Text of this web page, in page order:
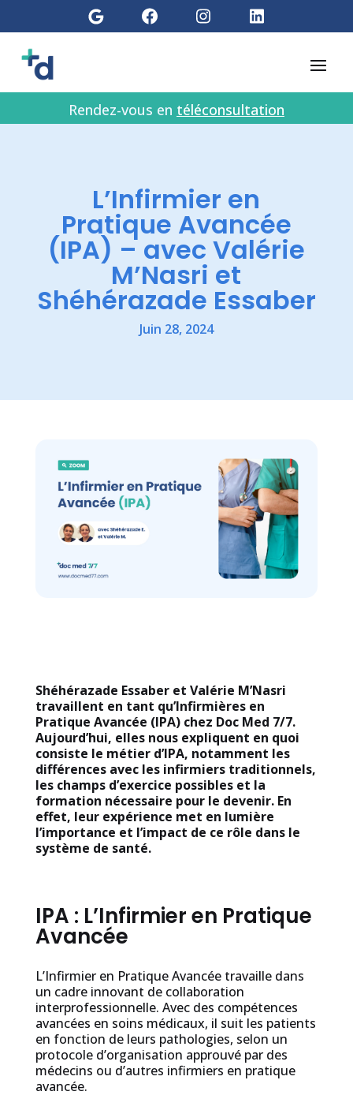
Rendez-vous en téléconsultation
L’Infirmier en
Pratique Avancée
(IPA) – avec Valérie
M’Nasri et
Shéhérazade Essaber
Juin 28, 2024
Shéhérazade Essaber et Valérie M’Nasri
travaillent en tant qu’Infirmières en
Pratique Avancée (IPA) chez Doc Med 7/7.
Aujourd’hui, elles nous expliquent en quoi
consiste le métier d’IPA, notamment les
différences avec les infirmiers traditionnels,
les champs d’exercice possibles et la
formation nécessaire pour le devenir. En
effet, leur expérience met en lumière
l’importance et l’impact de ce rôle dans le
système de santé.
IPA : L’Infirmier en Pratique
Avancée
L’Infirmier en Pratique Avancée travaille dans
un cadre innovant de collaboration
interprofessionnelle. Avec des compétences
avancées en soins médicaux, il suit les patients
en fonction de leurs pathologies, selon un
protocole d’organisation approuvé par des
médecins ou d’autres infirmiers en pratique
avancée.